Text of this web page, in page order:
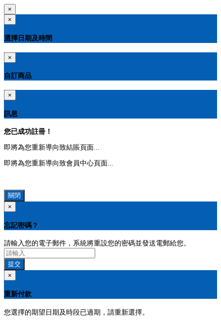
×
×
選擇日期及時間
×
自訂商品
×
訊息
您已成功註冊！
即將為您重新導向致結賬頁面...
即將為您重新導向致會員中心頁面...
關閉
×
忘記密碼？
請輸入您的電子郵件，系統將重設您的密碼並發送電郵給您。
提交
×
重新付款
您選擇的期望日期及時段已過期，請重新選擇。